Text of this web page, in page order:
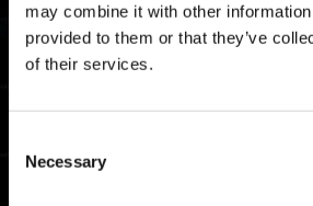
may combine it with other information
provided to them or that they’ve
of their services.
Selection
Necessary
2024.02.07
"Da-iCE"